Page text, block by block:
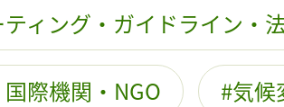
ティング・ガイドライン・
際機関・NGO 気候